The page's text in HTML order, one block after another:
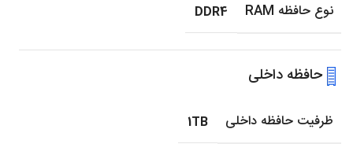
نوع حافظه RAM DDR4
حافظه داخلی
ظرفیت حافظه داخلی 1TB